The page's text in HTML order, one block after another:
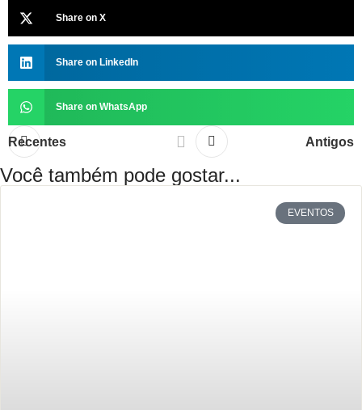
Share on X
Share on LinkedIn
Share on WhatsApp
Recentes Antigos
Você também pode gostar...
EVENTOS